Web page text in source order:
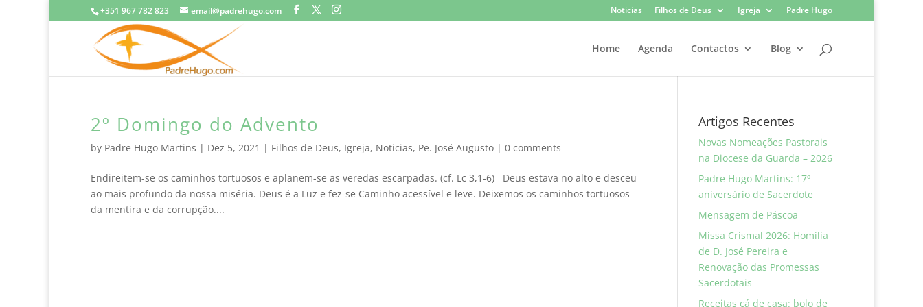
+351 967 782 823 email@padrehugo.com Noticias Filhos de Deus Igreja Padre Hugo
Home Agenda Contactos Blog
2º Domingo do Advento
by Padre Hugo Martins | Dez 5, 2021 | Filhos de Deus, Igreja, Noticias, Pe. José Augusto | 0 comments
Endireitem-se os caminhos tortuosos e aplanem-se as veredas escarpadas. (cf. Lc 3,1-6) Deus estava no alto e desceu
ao mais profundo da nossa miséria. Deus é a Luz e fez-se Caminho acessível e leve. Deixemos os caminhos tortuosos
da mentira e da corrupção....
Artigos Recentes
Novas Nomeações Pastorais
na Diocese da Guarda – 2026
Padre Hugo Martins: 17º
aniversário de Sacerdote
Mensagem de Páscoa
Missa Crismal 2026: Homilia
de D. José Pereira e
Renovação das Promessas
Sacerdotais
Receitas cá de casa: bolo de